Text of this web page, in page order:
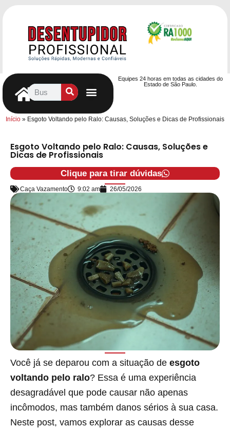
Equipes 24 horas em todas as cidades do
Estado de São Paulo.
Início » Esgoto Voltando pelo Ralo: Causas, Soluções e Dicas de Profissionais
Esgoto Voltando pelo Ralo: Causas, Soluções e
Dicas de Profissionais
Clique para tirar dúvidas
Caça Vazamento 9:02 am 26/05/2026
Você já se deparou com a situação de esgoto
voltando pelo ralo? Essa é uma experiência
desagradável que pode causar não apenas
incômodos, mas também danos sérios à sua casa.
Neste post, vamos explorar as causas desse